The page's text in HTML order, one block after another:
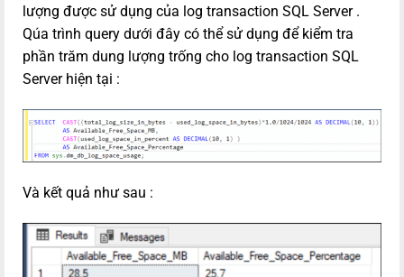
lượng được sử dụng của log transaction SQL Server .
Qúa trình query dưới đây có thể sử dụng để kiểm tra
phần trăm dung lượng trống cho log transaction SQL
Server hiện tại :
Và kết quả như sau :